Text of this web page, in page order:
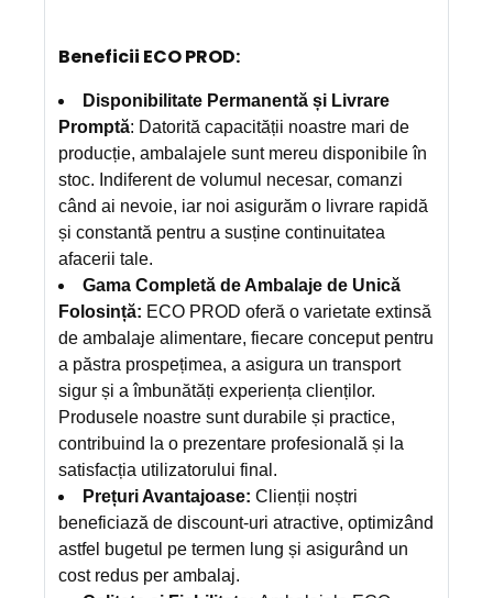
Beneficii ECO PROD:
Disponibilitate Permanentă și Livrare
Promptă: Datorită capacității noastre mari de
producție, ambalajele sunt mereu disponibile în
stoc. Indiferent de volumul necesar, comanzi
când ai nevoie, iar noi asigurăm o livrare rapidă
și constantă pentru a susține continuitatea
afacerii tale.
Gama Completă de Ambalaje de Unică
Folosință: ECO PROD oferă o varietate extinsă
de ambalaje alimentare, fiecare conceput pentru
a păstra prospețimea, a asigura un transport
sigur și a îmbunătăți experiența clienților.
Produsele noastre sunt durabile și practice,
contribuind la o prezentare profesională și la
satisfacția utilizatorului final.
Prețuri Avantajoase: Clienții noștri
beneficiază de discount-uri atractive, optimizând
astfel bugetul pe termen lung și asigurând un
cost redus per ambalaj.